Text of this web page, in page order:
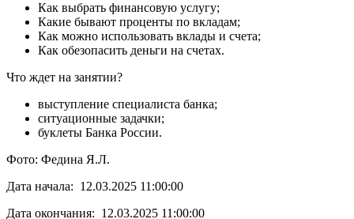
Как выбрать финансовую услугу;
Какие бывают проценты по вкладам;
Как можно использовать вклады и счета;
Как обезопасить деньги на счетах.
Что ждет на занятии?
выступление специалиста банка;
ситуационные задачки;
буклеты Банка России.
Фото: Федина Я.Л.
Дата начала: 12.03.2025 11:00:00
Дата окончания: 12.03.2025 11:00:00